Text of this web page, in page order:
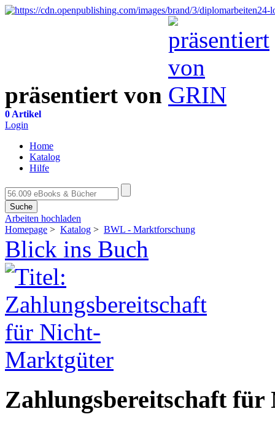
präsentiert von
0 Artikel
Login
Home
Katalog
Hilfe
Suche
Arbeiten hochladen
Homepage > Katalog > BWL - Marktforschung
Blick ins Buch
Zahlungsbereitschaft